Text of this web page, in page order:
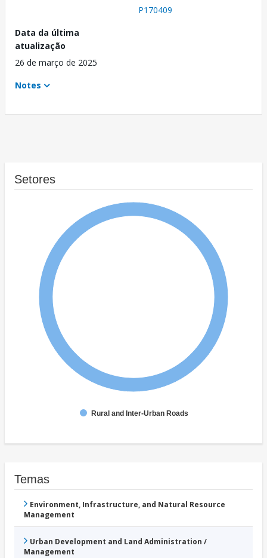
P170409
Data da última
atualização
26 de março de 2025
Notes
Setores
Rural and Inter-Urban Roads
Temas
Environment, Infrastructure, and Natural Resource
Management
Urban Development and Land Administration /
Management